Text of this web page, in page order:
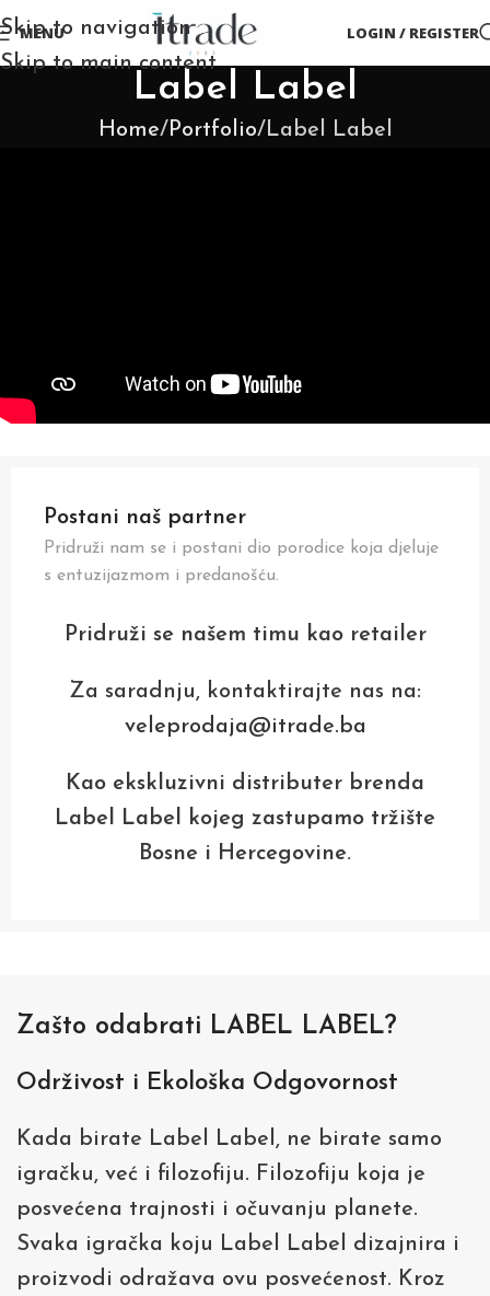
Skip to navigation
Skip to main content
MENU LOGIN / REGISTER
Label Label
Home Portfolio Label Label
Postani naš partner
Pridruži nam se i postani dio porodice koja djeluje
s entuzijazmom i predanošću.
Pridruži se našem timu kao retailer
Za saradnju, kontaktirajte nas na:
veleprodaja@itrade.ba
Kao ekskluzivni distributer brenda
Label Label kojeg zastupamo tržište
Bosne i Hercegovine.
Zašto odabrati LABEL LABEL?
Održivost i Ekološka Odgovornost
Kada birate Label Label, ne birate samo
igračku, već i filozofiju. Filozofiju koja je
posvećena trajnosti i očuvanju planete.
Svaka igračka koju Label Label dizajnira i
proizvodi odražava ovu posvećenost. Kroz